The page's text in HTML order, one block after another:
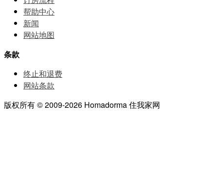
帮助中⼼
新闻
网站地图
条款
终止和退费
网站条款
版权所有 © 2009-2026 Homadorma 住我家网